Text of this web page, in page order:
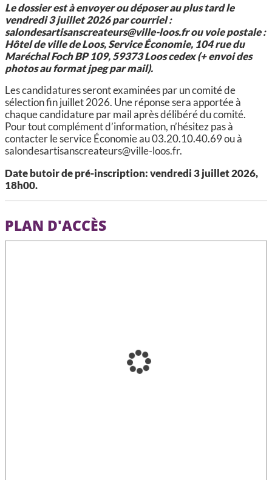
Le dossier est à envoyer ou déposer au plus tard le
vendredi 3 juillet 2026 par courriel :
salondesartisanscreateurs@ville-loos.fr ou voie postale :
Hôtel de ville de Loos, Service Économie, 104 rue du
Maréchal Foch BP 109, 59373 Loos cedex (+ envoi des
photos au format jpeg par mail).
Les candidatures seront examinées par un comité de
sélection fin juillet 2026. Une réponse sera apportée à
chaque candidature par mail après délibéré du comité.
Pour tout complément d’information, n’hésitez pas à
contacter le service Économie au 03.20.10.40.69 ou à
salondesartisanscreateurs@ville-loos.fr.
Date butoir de pré-inscription: vendredi 3 juillet 2026,
18h00.
PLAN D'ACCÈS